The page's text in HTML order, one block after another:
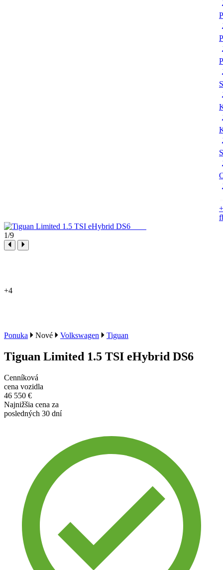
1/9
+4
Ponuka Nové Volkswagen Tiguan
Tiguan Limited 1.5 TSI eHybrid DS6
Cenníková
cena vozidla
46 550 €
Najnižšia cena za
posledných 30 dní